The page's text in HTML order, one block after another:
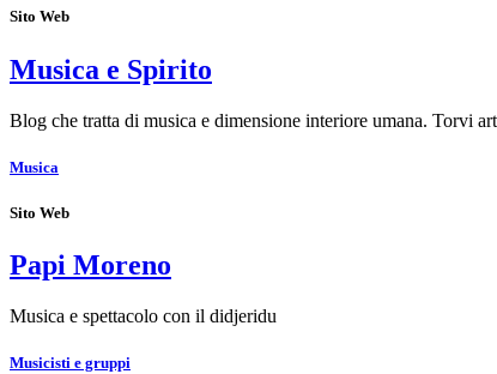
Sito Web
Musica e Spirito
Blog che tratta di musica e dimensione interiore umana. Torvi
Musica
Sito Web
Papi Moreno
Musica e spettacolo con il didjeridu
Musicisti e gruppi